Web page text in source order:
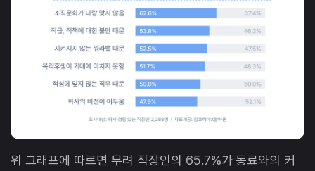
위 그래프에 따르면 무려 직장인의 65.7%가 동료와의 커